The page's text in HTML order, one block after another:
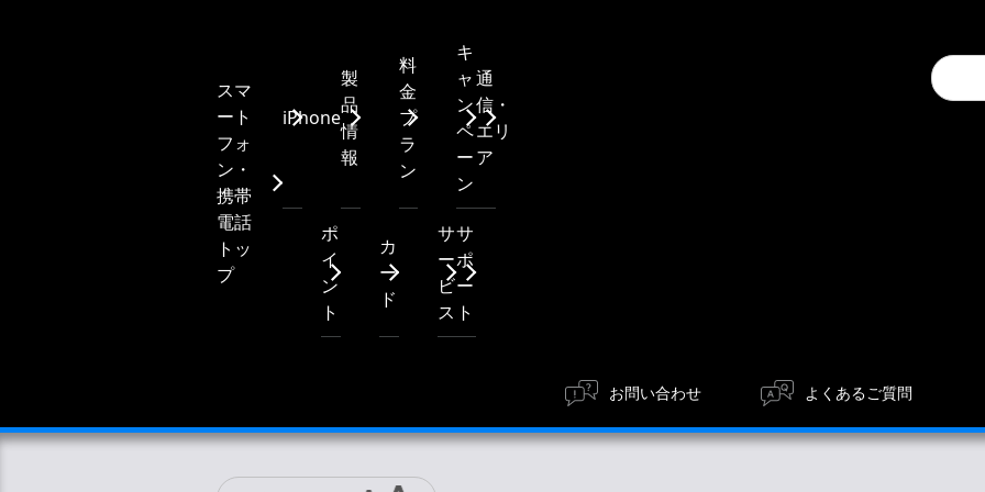
Conduct
a
search
スマ
ート
フォ
ン・
携帯
電話
トッ
プ
iPhone
製
品
情
報
料
金
プ
ラ
ン
キ
ャ
ン
ペ
ー
ン
通
信・
エリ
ア
ポ
イ
ン
ト
カ
ー
ド
サ
ー
ビ
ス
サ
ポ
ー
ト
お問い合わせ よくあるご質問